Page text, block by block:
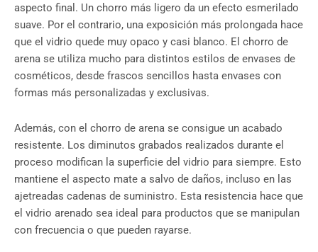
aspecto final. Un chorro más ligero da un efecto esmerilado
suave. Por el contrario, una exposición más prolongada hace
que el vidrio quede muy opaco y casi blanco. El chorro de
arena se utiliza mucho para distintos estilos de envases de
cosméticos, desde frascos sencillos hasta envases con
formas más personalizadas y exclusivas.
Además, con el chorro de arena se consigue un acabado
resistente. Los diminutos grabados realizados durante el
proceso modifican la superficie del vidrio para siempre. Esto
mantiene el aspecto mate a salvo de daños, incluso en las
ajetreadas cadenas de suministro. Esta resistencia hace que
el vidrio arenado sea ideal para productos que se manipulan
con frecuencia o que pueden rayarse.